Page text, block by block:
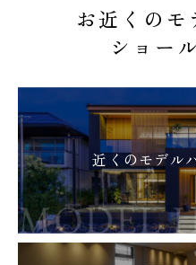
お近くのモ
ショー
近くのモデル